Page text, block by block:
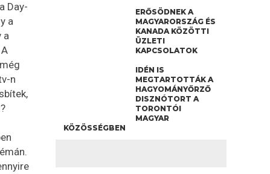
Day-
a
a
n
ERŐSÖDNEK A
MAGYARORSZÁG ÉS
KANADA KÖZÖTTI
ÜZLETI
KAPCSOLATOK
IDÉN IS
MEGTARTOTTÁK A
HAGYOMÁNYŐRZŐ
DISZNÓTORT A
TORONTÓI
MAGYAR
KÖZÖSSÉGBEN